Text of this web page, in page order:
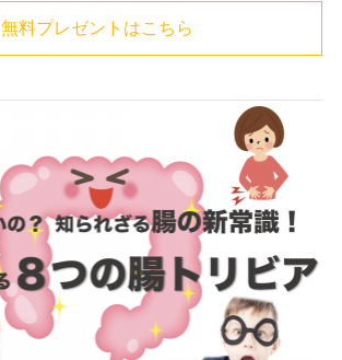
無料プレゼントはこちら